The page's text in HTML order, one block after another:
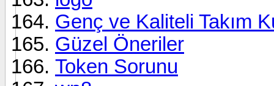
Genç ve Kaliteli Takım
Güzel Öneriler
Token Sorunu